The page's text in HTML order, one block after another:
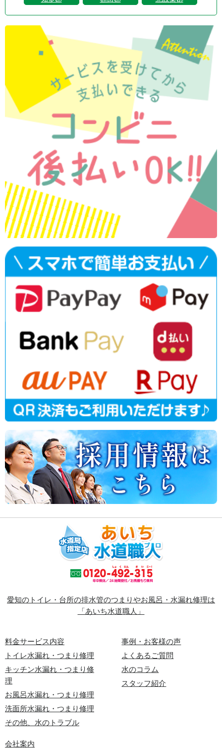
愛知のトイレ・台所の排水管のつまりやお風呂・水漏れ修理は
「あいち水道職人」
料金サービス内容
トイレ水漏れ・つまり修理
キッチン水漏れ・つまり修
理
お風呂水漏れ・つまり修理
洗面所水漏れ・つまり修理
その他、水のトラブル
事例・お客様の声
よくあるご質問
水のコラム
スタッフ紹介
会社案内